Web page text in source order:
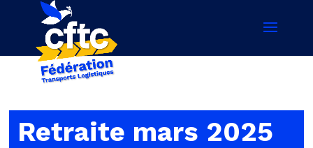
Retraite mars 2025